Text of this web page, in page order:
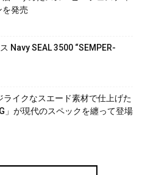
発売
Navy SEAL 3500 “SEMPER-
ライクなスエード素材で仕上げた
」が現代のスペックを纏って登場